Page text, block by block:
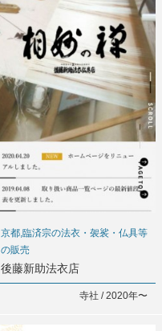
京都,臨済宗の法衣・袈裟・仏具等
の販売
後藤新助法衣店
寺社 / 2020年〜